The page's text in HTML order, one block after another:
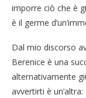
imporre ciò che è
è il germe
Dal mio discorso
Berenice è una
alternativamente
avvertirti è